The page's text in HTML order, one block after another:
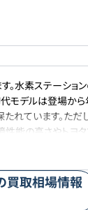
。水素ステーショ
代モデルは登場か
れています。ただ
能の高さやトヨタ
る見込みです。
買取相場情報